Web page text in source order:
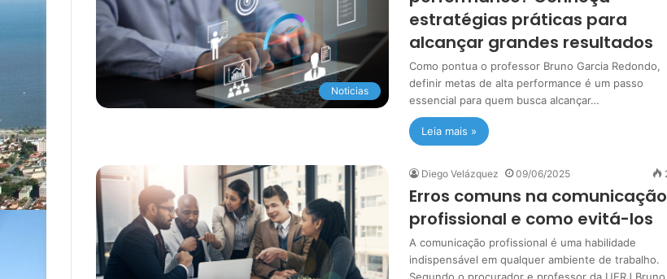
Noticias
estratégias práticas para
alcançar grandes resultados
Como pontua o professor Bruno Garcia Redondo,
definir metas de alta performance é um passo
essencial para quem busca alcançar…
Leia mais »
Diego Velázquez 09/06/2025
Erros comuns na comunicação
profissional e como evitá-los
A comunicação profissional é uma habilidade
indispensável em qualquer ambiente de trabalho.